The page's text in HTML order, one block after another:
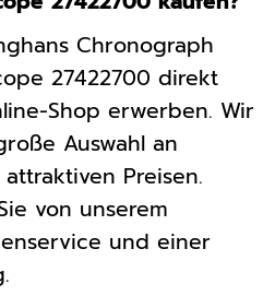
Chronograph
27422700 direkt
Shop erwerben. Wir
Auswahl an
Preisen.
von unserem
und einer